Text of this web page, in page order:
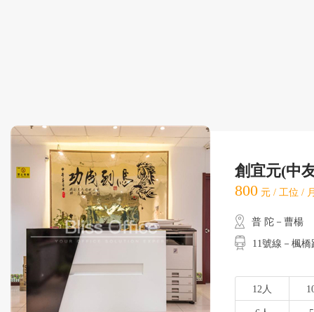
創宜元(中
800 元 / 工位 /
普 陀－曹楊
11號線－楓橋
12人